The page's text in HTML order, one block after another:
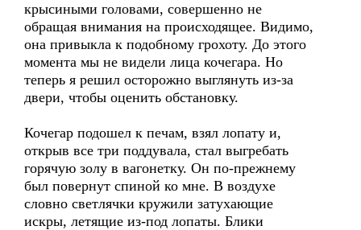
крысиными головами, совершенно не
обращая внимания на происходящее. Видимо,
она привыкла к подобному грохоту. До этого
момента мы не видели лица кочегара. Но
теперь я решил осторожно выглянуть из-за
двери, чтобы оценить обстановку.
Кочегар подошел к печам, взял лопату и,
открыв все три поддувала, стал выгребать
горячую золу в вагонетку. Он по-прежнему
был повернут спиной ко мне. В воздухе
словно светлячки кружили затухающие
искры, летящие из-под лопаты. Блики